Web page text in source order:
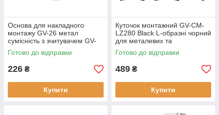
Основа для накладного
монтажу GV-26 метал
сумісність з зчитувачем GV-
iButton-WG26-EM
Готово до відправки
226 ₴
Купити
Куточок монтажний GV-CM-
LZ280 Black L-образні чорний
для металевих та
пластикових дверей
Готово до відправки
489 ₴
Купити